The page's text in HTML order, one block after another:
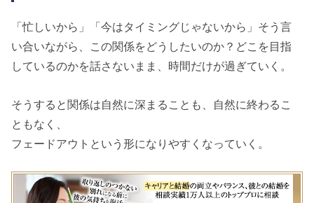
「忙しいから」「今はタイミングじゃないから」そう言
い合いながら、この関係をどうしたいのか？どこを目指
しているのかを話さないまま、時間だけが過ぎていく。
そうすると関係は自然に深まることも、自然に終わるこ
ともなく、
フェードアウトという形になりやすくなっていく。